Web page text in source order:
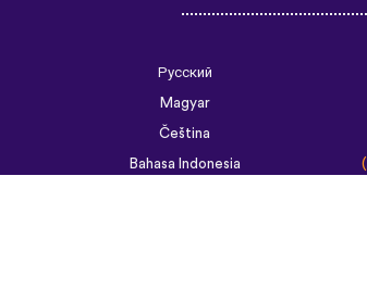
Русский
Magyar
Čeština
Bahasa Indonesia